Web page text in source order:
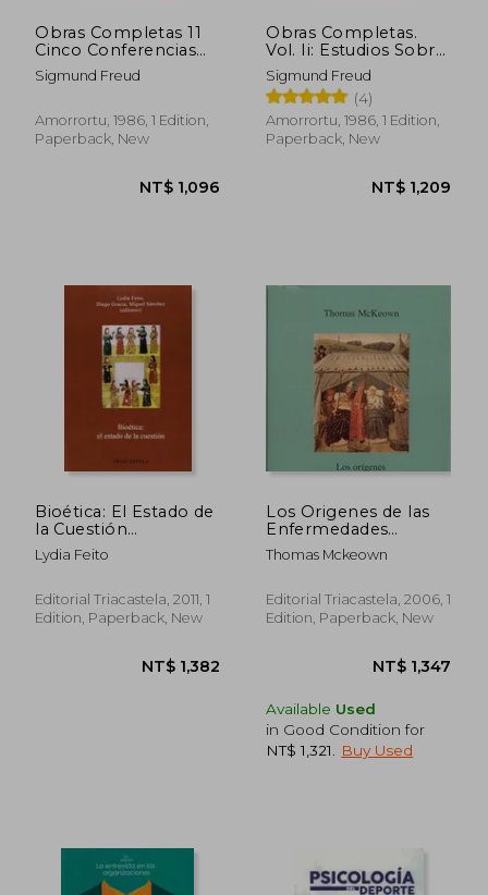
Obras Completas 11
Cinco Conferencias
Sobre Psicoanalisis -
un Recuerdo Infantil
Spanish)
Sigmund Freud
Amorrortu, 1986, 1 Edition,
Paperback, New
Obras Completas.
Vol. Ii: Estudios Sobre
la Histeria (1893-
1895): Estudio Sobre
la Histeria (1893-1895)
(Obras Completas de
Sigmund Freud) (in
Sigmund Freud
(4)
Amorrortu, 1986, 1 Edition,
Paperback, New
Bioética: El Estado de
la Cuestión
(Humanidades
Médicas) (in Spanish)
Lydia Feito
Editorial Triacastela, 2011, 1
Edition, Paperback, New
Los Origenes de las
Enfermedades
Humanas (in Spanish)
Thomas Mckeown
Editorial Triacastela, 2006, 1
Edition, Paperback, New
Available Used
in Good Condition for
NT$ 1,321
Buy Used